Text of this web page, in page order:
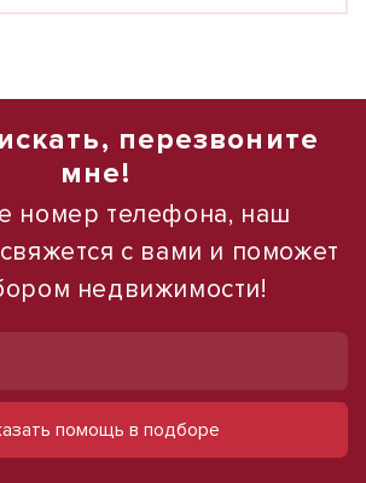
перезвоните
мне!
номер телефона, наш
с вами и поможет
недвижимости!
помощь в подборе